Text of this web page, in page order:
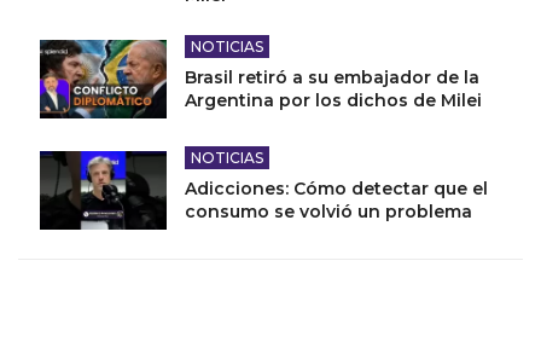
NOTICIAS
Brasil retiró a su embajador de la
Argentina por los dichos de Milei
NOTICIAS
Adicciones: Cómo detectar que el
consumo se volvió un problema